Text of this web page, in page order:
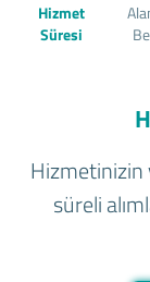
Hizmet
Süresi
Hizmetinizin
süreli